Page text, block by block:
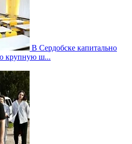
В Сердобске капитально
крупную ш...